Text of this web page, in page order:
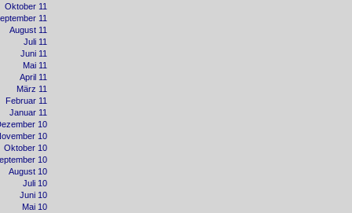
Oktober 11
11
August 11
Juli 11
Juni 11
Mai 11
April 11
März 11
Februar 11
Januar 11
10
10
Oktober 10
10
August 10
Juli 10
Juni 10
Mai 10